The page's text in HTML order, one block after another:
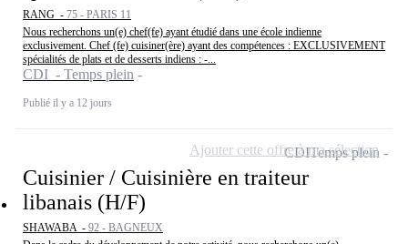
RANG - 75 - PARIS 11
Nous recherchons un(e) chef(fe) ayant étudié dans une école indienne
exclusivement. Chef (fe) cuisiner(ère) ayant des compétences : EXCLUSIVEMENT
spécialités de plats et de desserts indiens : -...
CDI - Temps plein
Publié il y a 12 jours
Cuisinier / Cuisinière en traiteur
libanais (H/F)
SHAWABA - 92 - BAGNEUX
CDITemps plein
Ajouter cette offre à ma sélection